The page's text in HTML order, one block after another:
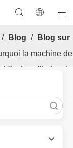
/ Blog /
Blog sur
la machine de
dans l'industrie